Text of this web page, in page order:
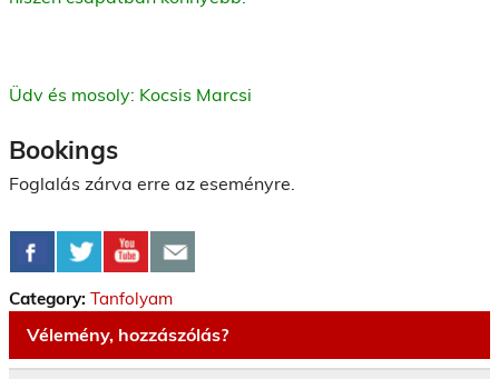
Üdv és mosoly: Kocsis Marcsi
Bookings
Foglalás zárva erre az eseményre.
Category: Tanfolyam
Vélemény, hozzászólás?